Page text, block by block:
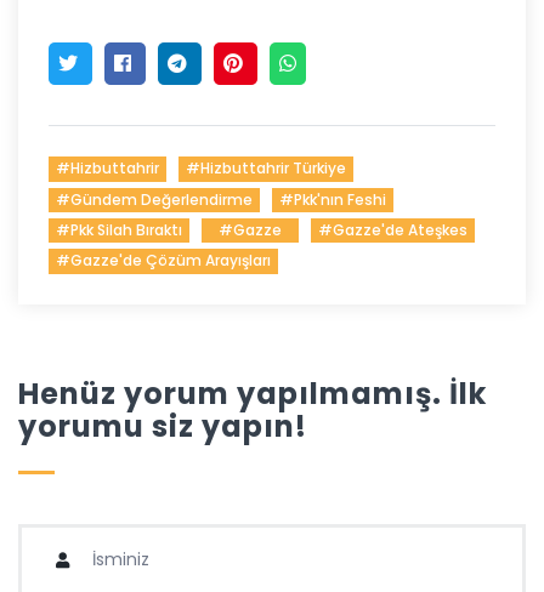
#hizbuttahrir
#hizbuttahrir Türkiye
#gündem Değerlendirme
#pkk'nın Feshi
#pkk Silah Bıraktı
#gazze
#gazze'de Ateşkes
#gazze'de Çözüm Arayışları
Henüz yorum yapılmamış. İlk
yorumu siz yapın!